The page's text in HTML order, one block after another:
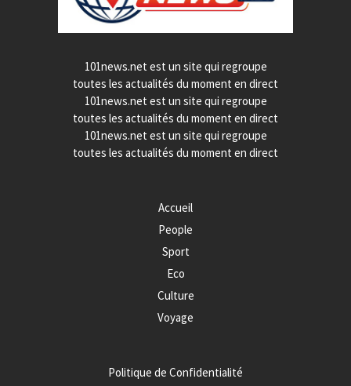
101news.net est un site qui regroupe
toutes les actualités du moment en direct
101news.net est un site qui regroupe
toutes les actualités du moment en direct
101news.net est un site qui regroupe
toutes les actualités du moment en direct
Accueil
People
Sport
Eco
Culture
Voyage
Politique de Confidentialité